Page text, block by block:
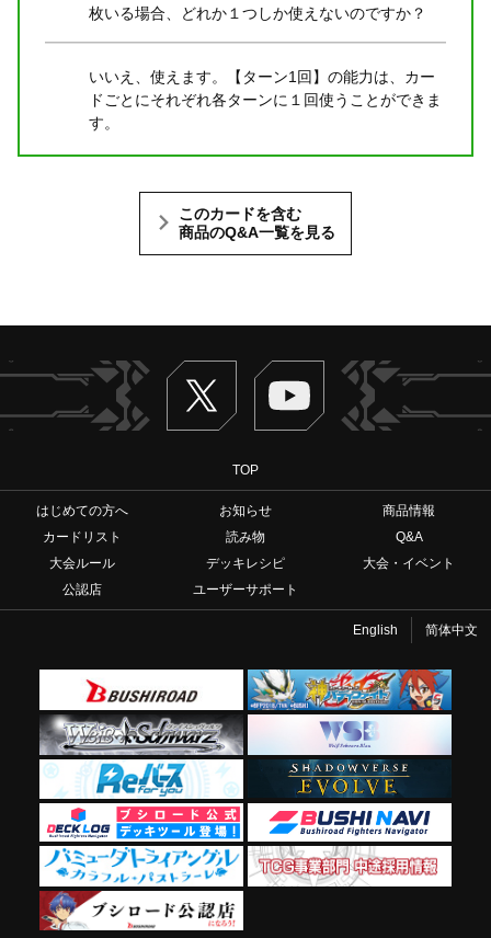
枚いる場合、どれか１つしか使えないのですか？
いいえ、使えます。【ターン1回】の能力は、カー
ドごとにそれぞれ各ターンに１回使うことができま
す。
このカードを含む
商品のQ&A一覧を見る
Twitter ヴァンガードch
TOP
はじめての方へ お知らせ
商品情報
カードリスト
読み物
Q&A
大会ルール
デッキレシピ
大会・イベント
公認店
ユーザーサポート
English 简体中文